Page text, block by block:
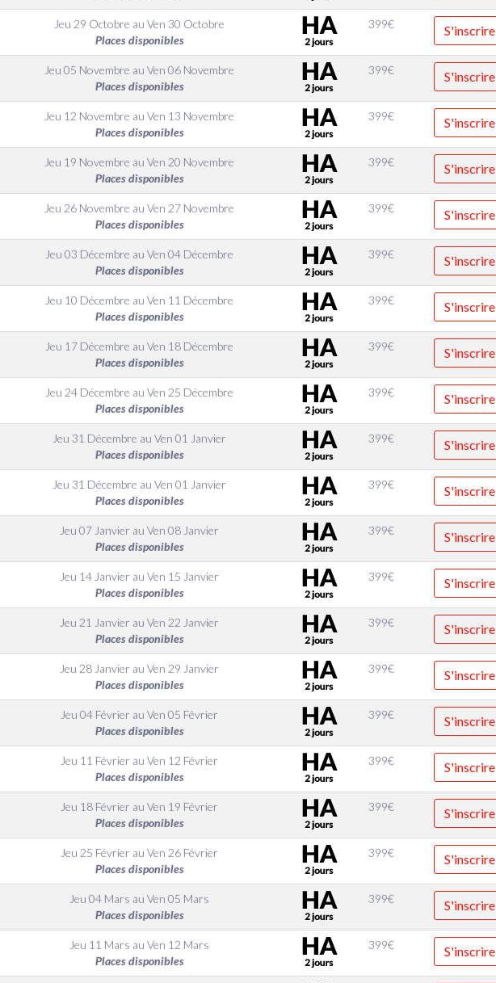
Jeu 29 Octobre auVen 30 Octobre
Places disponibles
399€ S'inscrire
Jeu 05 Novembre auVen 06 Novembre
Places disponibles
399€ S'inscrire
Jeu 12 Novembre auVen 13 Novembre
Places disponibles
399€ S'inscrire
Jeu 19 Novembre auVen 20 Novembre
Places disponibles
399€ S'inscrire
Jeu 26 Novembre auVen 27 Novembre
Places disponibles
399€ S'inscrire
Jeu 03 Décembre auVen 04 Décembre
Places disponibles
399€ S'inscrire
Jeu 10 Décembre auVen 11 Décembre
Places disponibles
399€ S'inscrire
Jeu 17 Décembre auVen 18 Décembre
Places disponibles
399€ S'inscrire
Jeu 24 Décembre auVen 25 Décembre
Places disponibles
399€ S'inscrire
Jeu 31 Décembre auVen 01 Janvier
Places disponibles
399€ S'inscrire
Jeu 31 Décembre auVen 01 Janvier
Places disponibles
399€ S'inscrire
Jeu 07 Janvier auVen 08 Janvier
Places disponibles
399€ S'inscrire
Jeu 14 Janvier auVen 15 Janvier
Places disponibles
399€ S'inscrire
Jeu 21 Janvier auVen 22 Janvier
Places disponibles
399€ S'inscrire
Jeu 28 Janvier auVen 29 Janvier
Places disponibles
399€ S'inscrire
Jeu 04 Février auVen 05 Février
Places disponibles
399€ S'inscrire
Jeu 11 Février auVen 12 Février
Places disponibles
399€ S'inscrire
Jeu 18 Février auVen 19 Février
Places disponibles
399€ S'inscrire
Jeu 25 Février auVen 26 Février
Places disponibles
399€ S'inscrire
Jeu 04 Mars auVen 05 Mars
Places disponibles
399€ S'inscrire
Jeu 11 Mars auVen 12 Mars
Places disponibles
399€ S'inscrire